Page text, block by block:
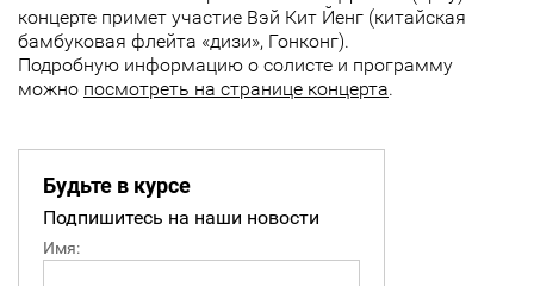
концерте примет участие Вэй Кит Йенг (китайская
бамбуковая флейта «дизи», Гонконг).
Подробную информацию о солисте и программу
можно посмотреть на странице концерта.
Будьте в курсе
Подпишитесь на наши новости
Имя: